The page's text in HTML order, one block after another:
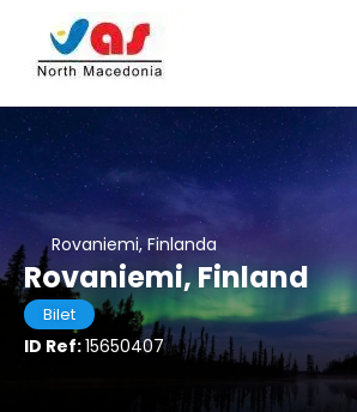
Rovaniemi, Finlanda
Rovaniemi, Finland
Bilet
ID Ref:15650407